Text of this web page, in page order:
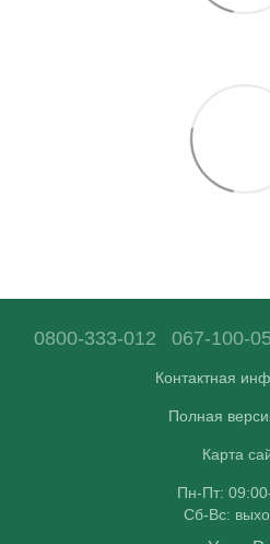
0800-333-012 067-100-
Контактная
Полная
Карта
Пн-Пт:
Сб-Вс: